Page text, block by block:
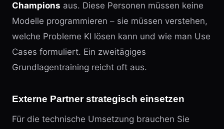
Champions aus. Diese Personen müssen keine
Modelle programmieren – sie müssen verstehen,
welche Probleme KI lösen kann und wie man Use
Cases formuliert. Ein zweitägiges
Grundlagentraining reicht oft aus.
Externe Partner strategisch einsetzen
Für die technische Umsetzung brauchen Sie